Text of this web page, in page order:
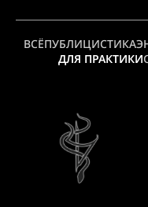
ВСЁПУБЛИЦИСТИКА
ДЛЯ ПРАКТИКИ